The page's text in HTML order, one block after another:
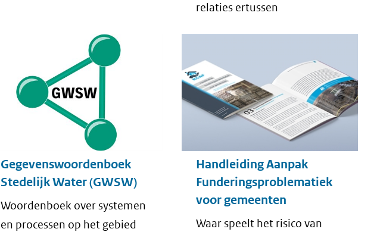
relaties ertussen
Gegevenswoordenboek
Stedelijk Water (GWSW)
Woordenboek over systemen
en processen op het gebied
Handleiding Aanpak
Funderingsproblematiek
voor gemeenten
Waar speelt het risico van